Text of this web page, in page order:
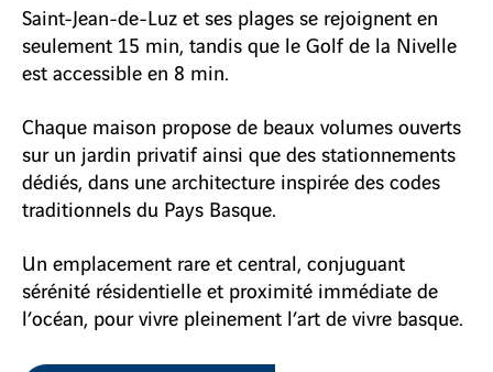
Saint-Jean-de-Luz et ses plages se rejoignent en
seulement 15 min, tandis que le Golf de la Nivelle
est accessible en 8 min.
Chaque maison propose de beaux volumes ouverts
sur un jardin privatif ainsi que des stationnements
dédiés, dans une architecture inspirée des codes
traditionnels du Pays Basque.
Un emplacement rare et central, conjuguant
sérénité résidentielle et proximité immédiate de
l’océan, pour vivre pleinement l’art de vivre basque.